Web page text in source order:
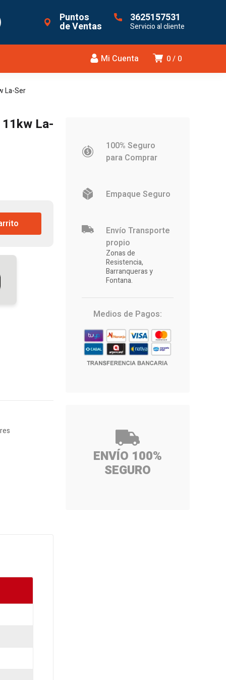
Puntos
de Ventas
3625157531
Servicio al cliente
0 0
Mi Cuenta
La-Ser
La-
100% Seguro
para Comprar
Empaque Seguro
Envío Transporte
propio
Zonas de
Resistencia,
Barranqueras y
Fontana.
Medios de Pagos:
ENVÍO 100%
SEGURO